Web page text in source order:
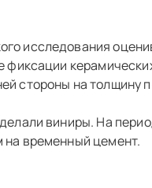
исследования
фиксации
стороны на толщину
виниры. На
на временный цемент.